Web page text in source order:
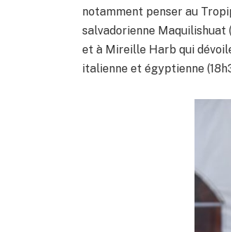
notamment penser au
salvadorienne Maquilishuat
et à Mireille Harb qui
italienne et égyptienne